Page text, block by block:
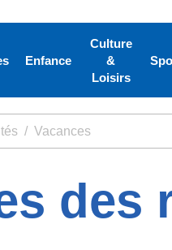
Enfance
Culture
&
Loisirs
/ Vacances
des